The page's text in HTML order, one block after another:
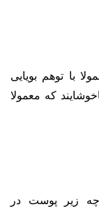
با توهم بویایی
که معمولا
زیر پوست در